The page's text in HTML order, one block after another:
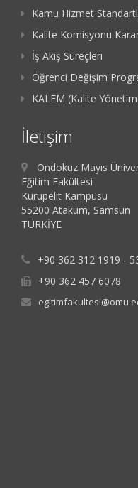
Kamu Hizmet
Kalite Komisyonu
İş Akış Süreçleri
Öğrenci Değişim
KALEM (Kalite
İletişim
Ondokuz Mayıs
Eğitim Fakültesi
Kurupelit Kampüsü
55200 Atakum, Samsun
TÜRKİYE
+90 362 312 1919 -
+90 362 457 6078